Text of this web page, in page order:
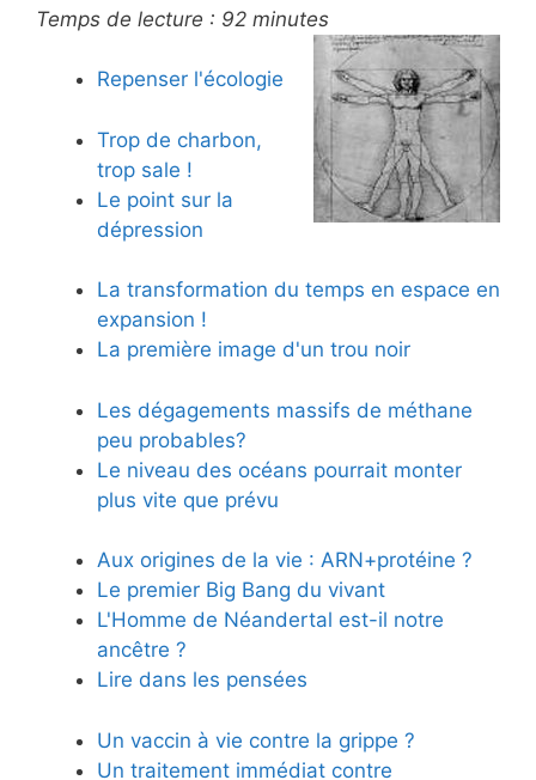
Temps de lecture : 92 minutes
Repenser l'écologie
Trop de charbon,
trop sale !
Le point sur la
dépression
La transformation du temps en espace en
expansion !
La première image d'un trou noir
Les dégagements massifs de méthane
peu probables?
Le niveau des océans pourrait monter
plus vite que prévu
Aux origines de la vie : ARN+protéine ?
Le premier Big Bang du vivant
L'Homme de Néandertal est-il notre
ancêtre ?
Lire dans les pensées
Un vaccin à vie contre la grippe ?
Un traitement immédiat contre